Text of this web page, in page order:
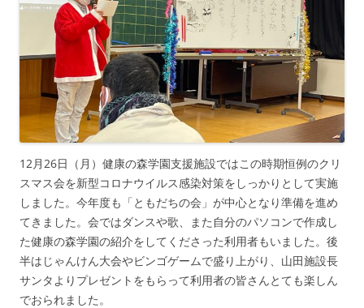
12月26日（月）健康の森学園支援施設ではこの時期恒例のクリ
スマス会を新型コロナウイルス感染対策をしっかりとして実施
しました。今年度も「ともだちの会」が中心となり準備を進め
てきました。会ではダンスや歌、また自分のパソコンで作成し
た健康の森学園の紹介をしてくださった利用者もいました。後
半はじゃんけん大会やビンゴゲームで盛り上がり、山田施設長
サンタよりプレゼントをもらって利用者の皆さんとても楽しん
でおられました。